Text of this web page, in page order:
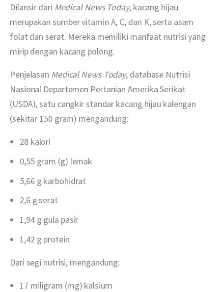
Dilansir dari Medical News Today, kacang hijau
merupakan sumber vitamin A, C, dan K, serta asam
folat dan serat. Mereka memiliki manfaat nutrisi yang
mirip dengan kacang polong.
Penjelasan Medical News Today, database Nutrisi
Nasional Departemen Pertanian Amerika Serikat
(USDA), satu cangkir standar kacang hijau kalengan
(sekitar 150 gram) mengandung:
28 kalori
0,55 gram (g) lemak
5,66 g karbohidrat
2,6 g serat
1,94 g gula pasir
1,42 g protein
Dari segi nutrisi, mengandung:
17 miligram (mg) kalsium